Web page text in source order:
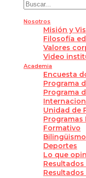
Nosotros
Misión y
Filosofía
Valores
Video
Academia
Encuesta
Programa
Programa
Unidad de
Formativo
Bilingüismo
Deportes
Lo que
Resultados